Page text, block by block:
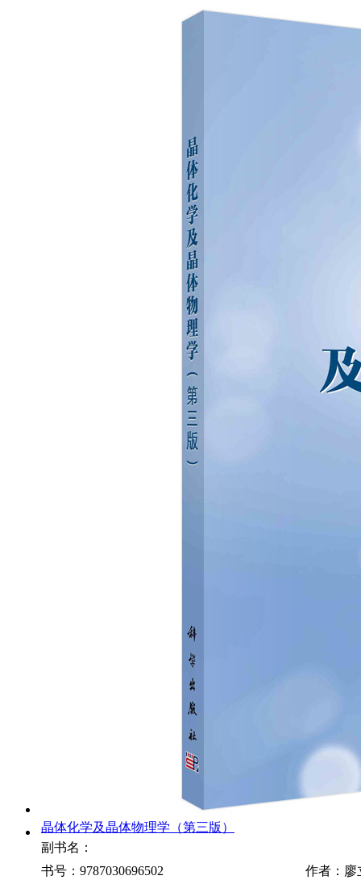
晶体化学及晶体物理学（第三版）
副书名：
书号：9787030696502
作者：廖